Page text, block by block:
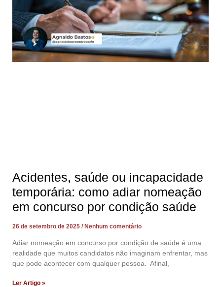
Acidentes, saúde ou incapacidade
temporária: como adiar nomeação
em concurso por condição saúde
26 de setembro de 2025 Nenhum comentário
Adiar nomeação em concurso por condição de saúde é uma
realidade que muitos candidatos não imaginam enfrentar, mas
que pode acontecer com qualquer pessoa. Afinal,
Ler Artigo »